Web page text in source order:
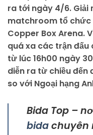
ra tới ngày 4/6. Giải
matchroom tổ chức
Copper Box Arena.
quá xa các trận đấu
từ lúc 16h00 ngày
diễn ra từ chiều đến
so với Ngoại hạng
Bida Top –
bidachuyên